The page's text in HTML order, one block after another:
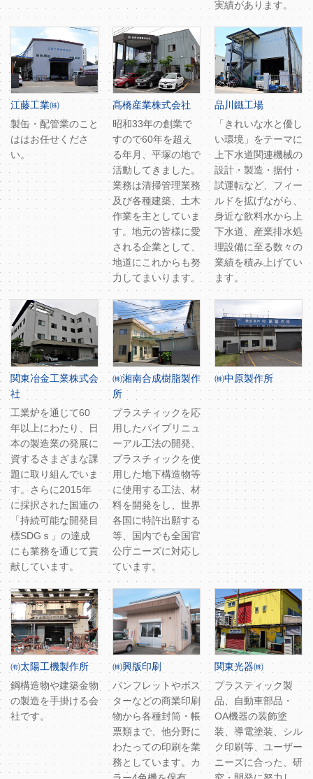
実績があります。
江藤工業㈱
製缶・配管業のこと
ははお任せくださ
い。
髙橋産業株式会社
昭和33年の創業で
すので60年を超え
る年月、平塚の地で
活動してきました。
業務は清掃管理業務
及び各種建築、土木
作業を主としていま
す。地元の皆様に愛
される企業として、
地道にこれからも努
力してまいります。
品川鐵工場
「きれいな水と優し
い環境」をテーマに
上下水道関連機械の
設計・製造・据付・
試運転など、フィー
ルドを拡げながら、
身近な飲料水から上
下水道、産業排水処
理設備に至る数々の
業績を積み上げてい
ます。
関東冶金工業株式会
社
工業炉を通じて60
年以上にわたり、日
本の製造業の発展に
資するさまざまな課
題に取り組んでいま
す。さらに2015年
に採択された国連の
「持続可能な開発目
標SDGｓ」の達成
にも業務を通じて貢
献しています。
㈱湘南合成樹脂製作
所
プラスチィックを応
用したパイプリニュ
ーアル工法の開発、
プラスチィックを使
用した地下構造物等
に使用する工法、材
料を開発をし、世界
各国に特許出願する
等、国内でも全国官
公庁ニーズに対応し
ています。
㈱中原製作所
㈲太陽工機製作所
鋼構造物や建築金物
の製造を手掛ける会
社です。
㈱興版印刷
パンフレットやポス
ターなどの商業印刷
物から各種封筒・帳
票類まで、他分野に
わたっての印刷を業
務としています。カ
関東光器㈱
プラスティック製
品、自動車部品・
OA機器の装飾塗
装、導電塗装、シル
ク印刷等、ユーザー
ニーズに合った、研